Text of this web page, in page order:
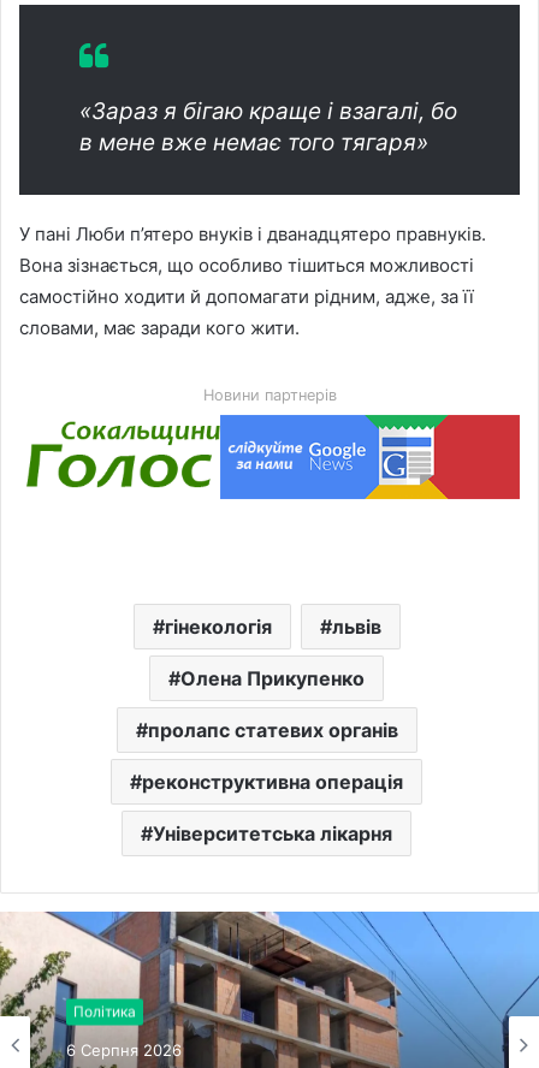
«Зараз я бігаю краще і взагалі, бо
в мене вже немає того тягаря»
У пані Люби п’ятеро внуків і дванадцятеро правнуків.
Вона зізнається, що особливо тішиться можливості
самостійно ходити й допомагати рідним, адже, за її
словами, має заради кого жити.
Новини партнерів
гінекологія львів
Олена Прикупенко
пролапс статевих органів
реконструктивна операція
Університетська лікарня
Політика
6 Серпня 2026